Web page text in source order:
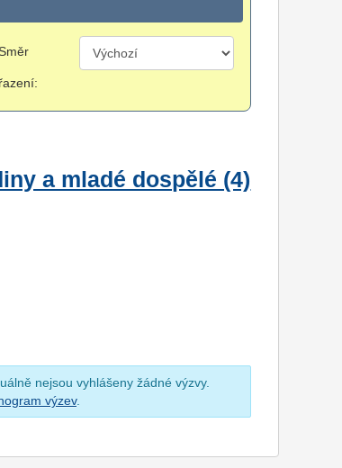
a mladé dospělé (4)
nejsou vyhlášeny žádné výzvy.
výzev.